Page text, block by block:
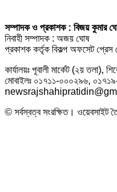
সম্পাদক ও প্রকাশক : বিজয় কুমার
নিবাহী সম্পাদক : অজয় ঘোষ
প্রকাশক কর্তৃক বিকল্প অফসেট প্রেস
কার্যালয়ঃ পূবালী মার্কেট (২য় তলা),
মোবাইলঃ ০১৭১১-০০০২৯৬,
© সর্বস্বত্ব সংরক্ষিত। ওয়েবসাইট